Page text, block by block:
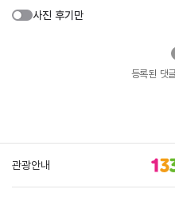
사진 후기만
등록된 댓
관광안내